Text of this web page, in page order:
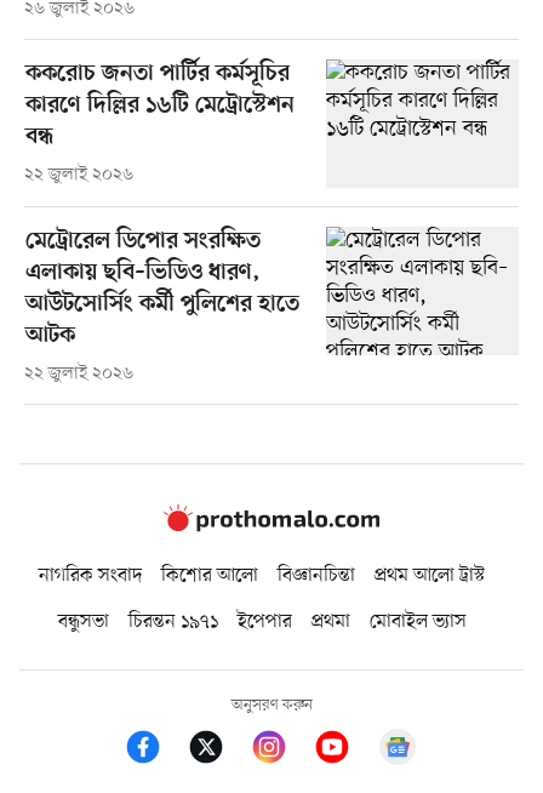
২৬ জুলাই ২০২৬
ককরোচ জনতা পার্টির কর্মসূচির
কারণে দিল্লির ১৬টি মেট্রোস্টেশন
বন্ধ
২২ জুলাই ২০২৬
মেট্রোরেল ডিপোর সংরক্ষিত
এলাকায় ছবি–ভিডিও ধারণ,
আউটসোর্সিং কর্মী পুলিশের হাতে
আটক
২২ জুলাই ২০২৬
নাগরিক সংবাদ কিশোর আলো বিজ্ঞানচিন্তা
প্রথম আলো ট্রাস্ট
বন্ধুসভা
চিরন্তন ১৯৭১ ইপেপার প্রথমা মোবাইল ভ্যাস
অনুসরণ করুন